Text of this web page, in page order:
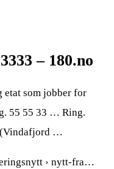
– 180.no
som jobber for
55 55 33 … Ring.
(Vindafjord …
› nytt-fra…